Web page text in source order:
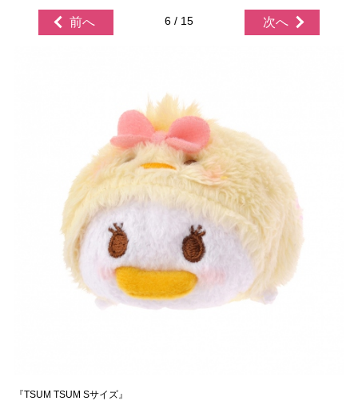
前へ 6 / 15 次へ
『TSUM TSUM Sサイズ』